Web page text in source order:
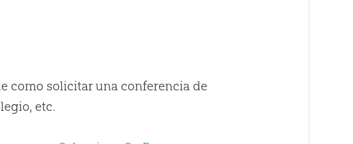
como solicitar una conferencia de
etc.